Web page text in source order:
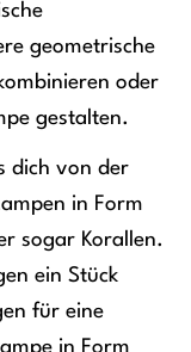
geometrische
oder
gestalten.
dich von der
in Form
sogar Korallen.
ein Stück
für eine
in Form